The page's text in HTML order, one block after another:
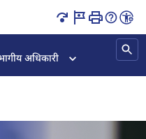
अधिकारी
प्रसारण, (2 का 2)